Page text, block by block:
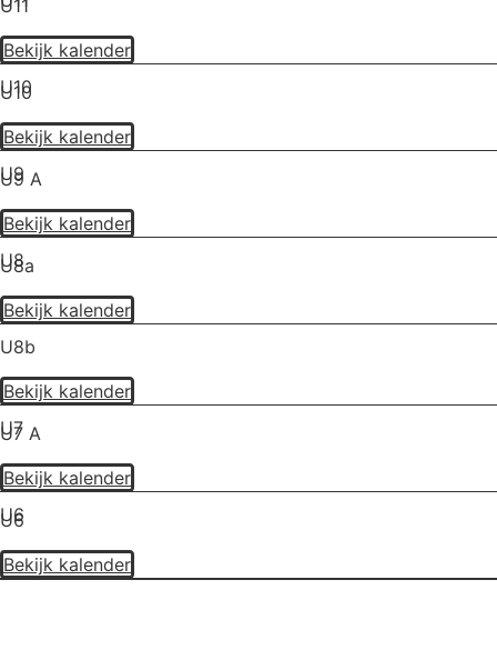
U11
Bekijk kalender
U10
U10
Bekijk kalender
U9
U9 A
Bekijk kalender
U8
U8a
Bekijk kalender
U8b
Bekijk kalender
U7
U7 A
Bekijk kalender
U6
U6
Bekijk kalender